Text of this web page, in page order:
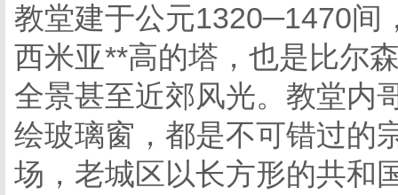
教堂建于公元1320─1470间
西米亚**高的塔，也是比尔
全景甚至近郊风光。教堂内
绘玻璃窗，都是不可错过的
场，老城区以长方形的共和